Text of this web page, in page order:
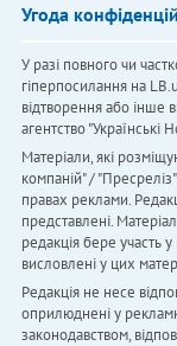
Угода
У разі повного чи
гіперпосилання на
відтворення або інше
агентство "Українськi
Матеріали, які
компаній" /
правах реклами.
представлені.
редакція бере участь
висловлені у цих
Редакція не несе
оприлюднені у
законодавством,